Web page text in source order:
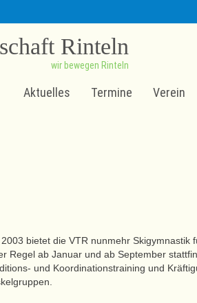
Rinteln
wir bewegen Rinteln
Aktuelles Termine Verein
2003 bietet die VTR nunmehr
Regel ab Januar und ab September
und Koordinationstraining und